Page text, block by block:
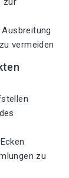
vermeiden
zu